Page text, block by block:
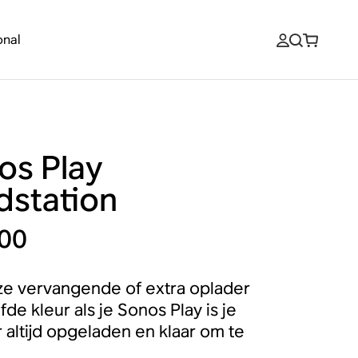
Play
vervangende of extra oplader
kleur als je Sonos Play is je
altijd opgeladen en klaar om te